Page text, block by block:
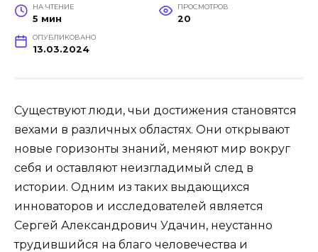
НА ЧТЕНИЕ
5 мин
ПРОСМОТРОВ
20
ОПУБЛИКОВАНО
13.03.2024
Существуют люди, чьи достижения становятся
вехами в различных областях. Они открывают
новые горизонты знаний, меняют мир вокруг
себя и оставляют неизгладимый след в
истории. Одним из таких выдающихся
инноваторов и исследователей является
Сергей Александрович Удачин, неустанно
трудившийся на благо человечества и